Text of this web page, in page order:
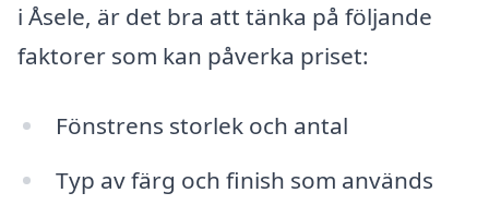
i Åsele, är det bra att tänka på följande
faktorer som kan påverka priset:
Fönstrens storlek och antal
Typ av färg och finish som används